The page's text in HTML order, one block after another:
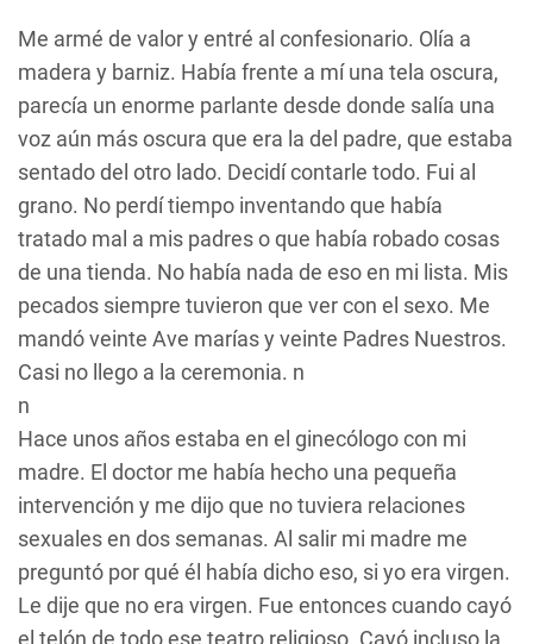
Me armé de valor y entré al confesionario. Olía a
madera y barniz. Había frente a mí una tela oscura,
parecía un enorme parlante desde donde salía una
voz aún más oscura que era la del padre, que estaba
sentado del otro lado. Decidí contarle todo. Fui al
grano. No perdí tiempo inventando que había
tratado mal a mis padres o que había robado cosas
de una tienda. No había nada de eso en mi lista. Mis
pecados siempre tuvieron que ver con el sexo. Me
mandó veinte Ave marías y veinte Padres Nuestros.
Casi no llego a la ceremonia. n
n
Hace unos años estaba en el ginecólogo con mi
madre. El doctor me había hecho una pequeña
intervención y me dijo que no tuviera relaciones
sexuales en dos semanas. Al salir mi madre me
preguntó por qué él había dicho eso, si yo era virgen.
Le dije que no era virgen. Fue entonces cuando cayó
el telón de todo ese teatro religioso. Cayó incluso la